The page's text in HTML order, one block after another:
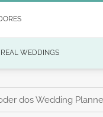
REAL WEDDINGS
dos Wedding